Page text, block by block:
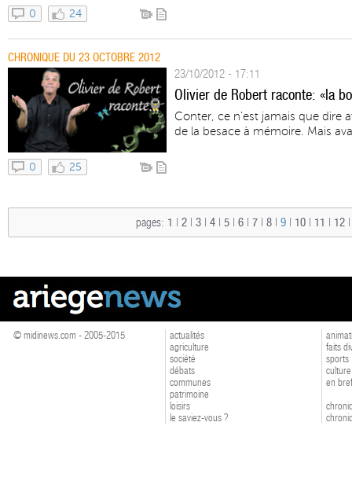
0 24
CHRONIQUE DU 23 OCTOBRE 2012
0 25
23/10/2012 - 17:11
Olivier de Robert raconte: «la
Conter, ce n'est jamais que dire
de la besace à mémoire. Mais
pages: 1 2 3 4 5 6 7 8 9 10 11 12
© midinews.com - 2005-2015
actualités
agriculture
société
débats
communes
patrimoine
loisirs
le saviez-vous ?
faits
sports
culture
en bref